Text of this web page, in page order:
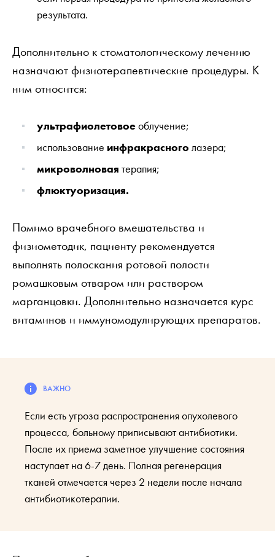
результата.
Дополнительно к стоматологическому лечению
назначают физиотерапевтические процедуры. К
ним относится:
ультрафиолетовоеоблучение;
использование инфракрасного лазера;
микроволновая терапия;
флюктуоризация.
Помимо врачебного вмешательства и
физиометодик, пациенту рекомендуется
выполнять полоскания ротовой полости
ромашковым отваром или раствором
марганцовки. Дополнительно назначается курс
витаминов и иммуномодулирующих препаратов.
Если есть угроза распространения опухолевого
процесса, больному приписывают антибиотики.
После их приема заметное улучшение состояния
наступает на 6-7 день. Полная регенерация
тканей отмечается через 2 недели после начала
антибиотикотерапии.